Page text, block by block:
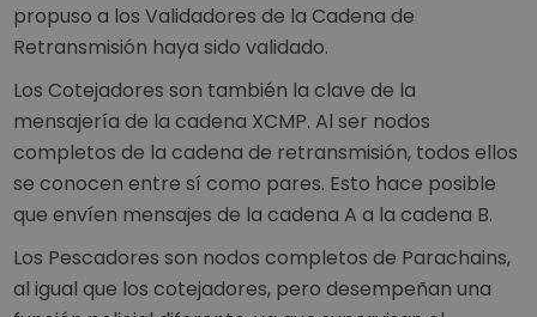
propuso a los Validadores de la Cadena de
Retransmisión haya sido validado.
Los Cotejadores son también la clave de la
mensajería de la cadena XCMP. Al ser nodos
completos de la cadena de retransmisión, todos ellos
se conocen entre sí como pares. Esto hace posible
que envíen mensajes de la cadena A a la cadena B.
Los Pescadores son nodos completos de Parachains,
al igual que los cotejadores, pero desempeñan una